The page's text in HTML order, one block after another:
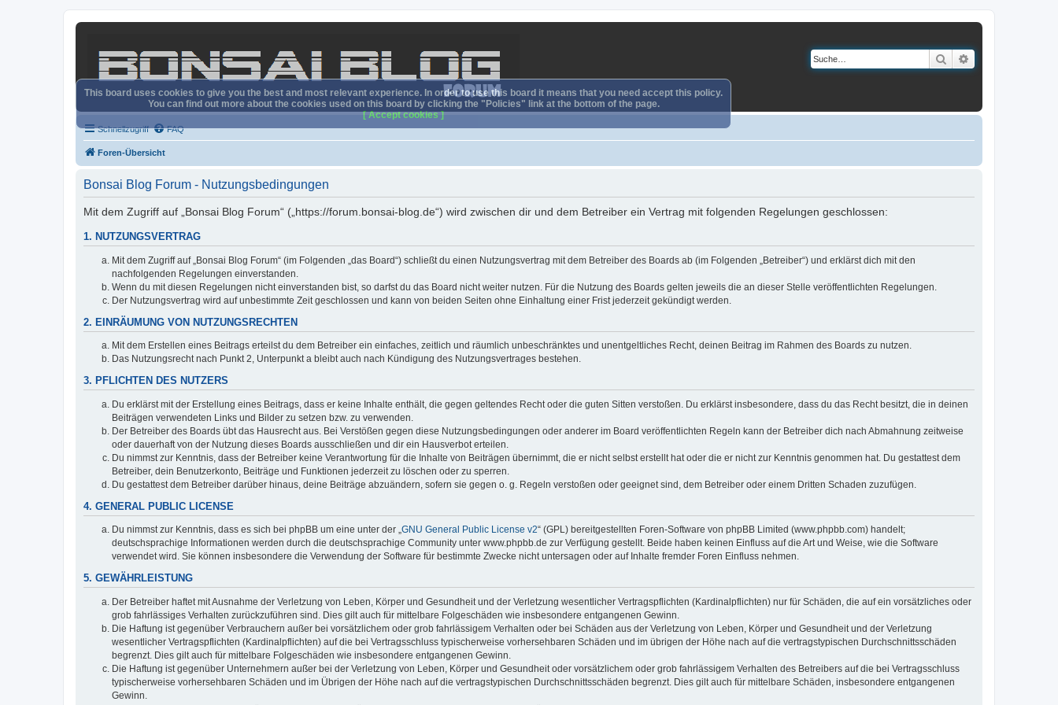
Suche
Schnellzugriff FAQ
Foren-Übersicht
Bonsai Blog Forum - Nutzungsbedingungen
Mit dem Zugriff auf „Bonsai Blog Forum“ („https://forum.bonsai-blog.de“) wird zwischen dir und dem Betreiber ein Vertrag mit folgenden Regelungen geschlossen:
1. NUTZUNGSVERTRAG
Mit dem Zugriff auf „Bonsai Blog Forum“ (im Folgenden „das Board“) schließt du einen Nutzungsvertrag mit dem Betreiber des Boards ab (im Folgenden „Betreiber“) und erklärst dich mit den
nachfolgenden Regelungen einverstanden.
Wenn du mit diesen Regelungen nicht einverstanden bist, so darfst du das Board nicht weiter nutzen. Für die Nutzung des Boards gelten jeweils die an dieser Stelle veröffentlichten Regelungen.
Der Nutzungsvertrag wird auf unbestimmte Zeit geschlossen und kann von beiden Seiten ohne Einhaltung einer Frist jederzeit gekündigt werden.
2. EINRÄUMUNG VON NUTZUNGSRECHTEN
Mit dem Erstellen eines Beitrags erteilst du dem Betreiber ein einfaches, zeitlich und räumlich unbeschränktes und unentgeltliches Recht, deinen Beitrag im Rahmen des Boards zu nutzen.
Das Nutzungsrecht nach Punkt 2, Unterpunkt a bleibt auch nach Kündigung des Nutzungsvertrages bestehen.
3. PFLICHTEN DES NUTZERS
Du erklärst mit der Erstellung eines Beitrags, dass er keine Inhalte enthält, die gegen geltendes Recht oder die guten Sitten verstoßen. Du erklärst insbesondere, dass du das Recht besitzt, die in deinen
Beiträgen verwendeten Links und Bilder zu setzen bzw. zu verwenden.
Der Betreiber des Boards übt das Hausrecht aus. Bei Verstößen gegen diese Nutzungsbedingungen oder anderer im Board veröffentlichten Regeln kann der Betreiber dich nach Abmahnung zeitweise
oder dauerhaft von der Nutzung dieses Boards ausschließen und dir ein Hausverbot erteilen.
Du nimmst zur Kenntnis, dass der Betreiber keine Verantwortung für die Inhalte von Beiträgen übernimmt, die er nicht selbst erstellt hat oder die er nicht zur Kenntnis genommen hat. Du gestattest dem
Betreiber, dein Benutzerkonto, Beiträge und Funktionen jederzeit zu löschen oder zu sperren.
Du gestattest dem Betreiber darüber hinaus, deine Beiträge abzuändern, sofern sie gegen o. g. Regeln verstoßen oder geeignet sind, dem Betreiber oder einem Dritten Schaden zuzufügen.
4. GENERAL PUBLIC LICENSE
Du nimmst zur Kenntnis, dass es sich bei phpBB um eine unter der „GNU General Public License v2“ (GPL) bereitgestellten Foren-Software von phpBB Limited (www.phpbb.com) handelt;
deutschsprachige Informationen werden durch die deutschsprachige Community unter www.phpbb.de zur Verfügung gestellt. Beide haben keinen Einfluss auf die Art und Weise, wie die Software
verwendet wird. Sie können insbesondere die Verwendung der Software für bestimmte Zwecke nicht untersagen oder auf Inhalte fremder Foren Einfluss nehmen.
5. GEWÄHRLEISTUNG
Der Betreiber haftet mit Ausnahme der Verletzung von Leben, Körper und Gesundheit und der Verletzung wesentlicher Vertragspflichten (Kardinalpflichten) nur für Schäden, die auf ein vorsätzliches oder
grob fahrlässiges Verhalten zurückzuführen sind. Dies gilt auch für mittelbare Folgeschäden wie insbesondere entgangenen Gewinn.
Die Haftung ist gegenüber Verbrauchern außer bei vorsätzlichem oder grob fahrlässigem Verhalten oder bei Schäden aus der Verletzung von Leben, Körper und Gesundheit und der Verletzung
wesentlicher Vertragspflichten (Kardinalpflichten) auf die bei Vertragsschluss typischerweise vorhersehbaren Schäden und im übrigen der Höhe nach auf die vertragstypischen Durchschnittsschäden
begrenzt. Dies gilt auch für mittelbare Folgeschäden wie insbesondere entgangenen Gewinn.
Die Haftung ist gegenüber Unternehmern außer bei der Verletzung von Leben, Körper und Gesundheit oder vorsätzlichem oder grob fahrlässigem Verhalten des Betreibers auf die bei Vertragsschluss
typischerweise vorhersehbaren Schäden und im Übrigen der Höhe nach auf die vertragstypischen Durchschnittsschäden begrenzt. Dies gilt auch für mittelbare Schäden, insbesondere entgangenen
Gewinn.
This board uses cookies to give you the best and most relevant experience. In order to use this board it means that you need accept this policy.
You can find out more about the cookies used on this board by clicking the "Policies" link at the bottom of the page.
[ Accept cookies ]